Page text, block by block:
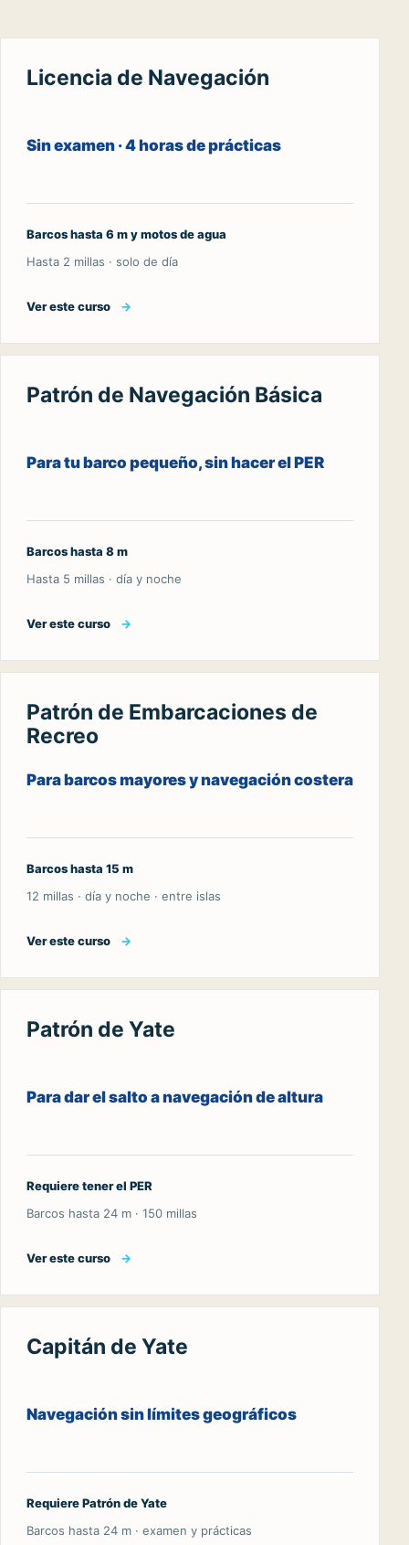
Licencia de Navegación
Sin examen · 4 horas de prácticas
Barcos hasta 6 m y motos de agua
Hasta 2 millas · solo de día
Ver este curso →
Patrón de Navegación Básica
Para tu barco pequeño, sin hacer el PER
Barcos hasta 8 m
Hasta 5 millas · día y noche
Ver este curso →
Patrón de Embarcaciones de
Recreo
Para barcos mayores y navegación costera
Barcos hasta 15 m
12 millas · día y noche · entre islas
Ver este curso →
Patrón de Yate
Para dar el salto a navegación de altura
Requiere tener el PER
Barcos hasta 24 m · 150 millas
Ver este curso →
Capitán de Yate
Navegación sin límites geográficos
Requiere Patrón de Yate
Barcos hasta 24 m · examen y prácticas